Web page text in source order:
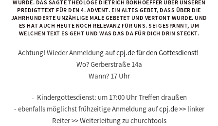
WURDE. DAS SAGTE THEOLOGE DIETRICH BONHOEFFER ÜBER UNSEREN
PREDIGTTEXT FÜR DEN 4. ADVENT. EIN ALTES GEBET, DASS ÜBER DIE
JAHRHUNDERTE UNZÄHLIGE MALE GEBETET UND VERTONT WURDE. UND
ES HAT AUCH HEUTE NOCH RELEVANZ FÜR UNS. SEI GESPANNT, UM
WELCHEN TEXT ES GEHT UND WAS DAS DA FÜR DICH DRIN STECKT.
Achtung! Wieder Anmeldung aufcpj.de für den Gottesdienst!
Wo?Gerberstraße 14a
Wann? 17 Uhr
- Kindergottesdienst: um 17:00 UhrTreffen draußen
- ebenfalls möglichstfrühzeitige Anmeldungaufcpj.de >>linker
Reiter >> Weiterleitung zu churchtools